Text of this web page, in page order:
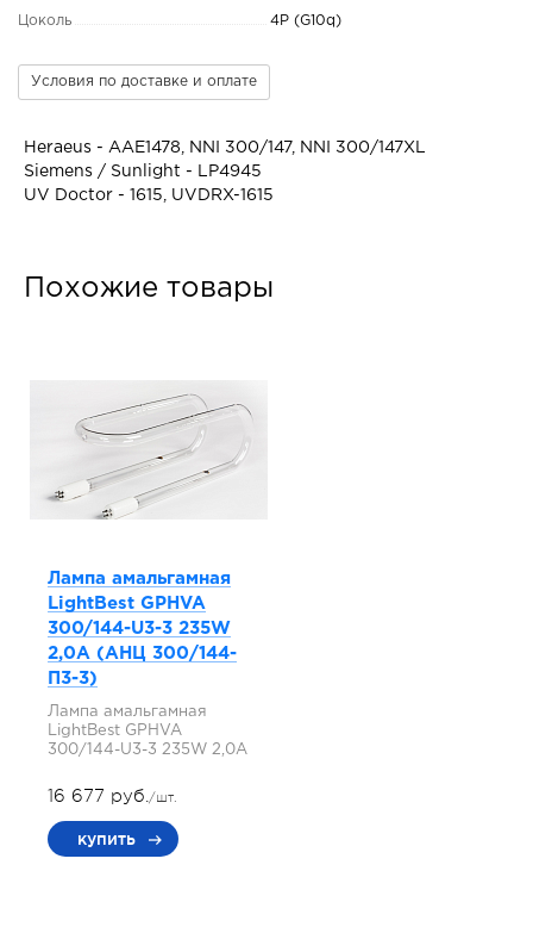
Цоколь 4P (G10q)
Условия по доставке и оплате
Heraeus - AAE1478, NNI 300/147, NNI 300/147XL
Siemens / Sunlight - LP4945
UV Doctor - 1615, UVDRX-1615
Похожие товары
Лампа амальгамная
LightBest GPHVA
300/144-U3-3 235W
2,0A (АНЦ 300/144-
П3-3)
Лампа амальгамная
LightBest GPHVA
300/144-U3-3 235W 2,0A
16 677 руб./шт.
купить